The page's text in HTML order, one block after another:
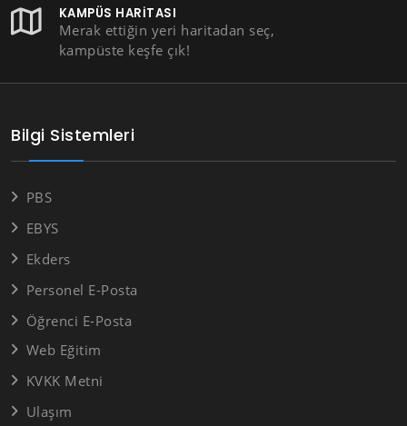
KAMPÜS HARITASI
Merak ettiğin yeri haritadan seç,
kampüste keşfe çık!
Bilgi Sistemleri
PBS
EBYS
Ekders
Personel E-Posta
Öğrenci E-Posta
Web Eğitim
KVKK Metni
Ulaşım